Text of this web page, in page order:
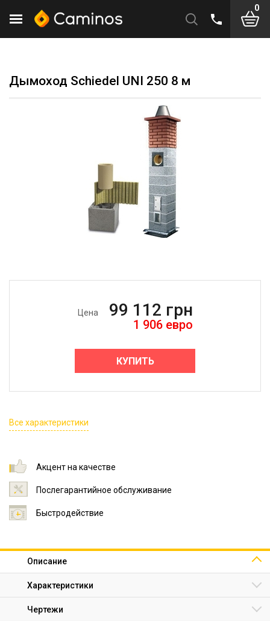
0
Дымоход Schiedel UNI 250 8 м
Цена 99 112 грн
1 906 евро
КУПИТЬ
Все характеристики
Акцент на качестве
Послегарантийное обслуживание
Быстродействие
Описание
Характеристики
Чертежи